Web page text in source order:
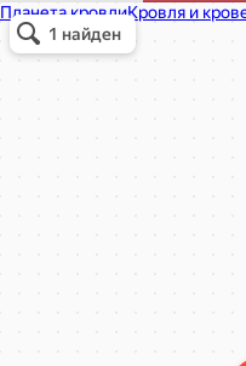
Планета кровли
Кровля и кровельные материалы в
Окна в Балашихе